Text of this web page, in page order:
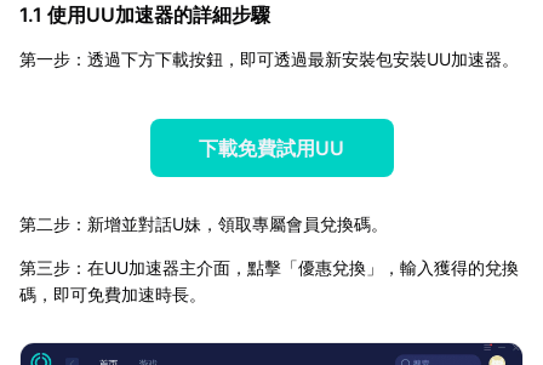
1.1 使用UU加速器的詳細步驟
第一步：透過下方下載按鈕，即可透過最新安裝包安裝UU加速器。
下載免費試用UU
第二步：新增並對話U妹，領取專屬會員兌換碼。
第三步：在UU加速器主介面，點擊「優惠兌換」，輸入獲得的兌換
碼，即可免費加速時長。